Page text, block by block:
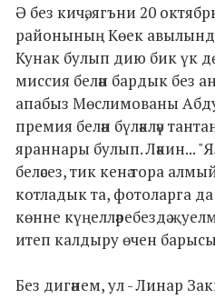
Ә без кичә, ягъни 20
районының Көек
Кунак булып дию бик үк
миссия белән бардык без
апабыз Мөслимованы
премия белән бүләкләү
яраннары булып. Ләкин...
беләсез, тик кенә тора
котладык та, фотоларга
көнне күңелләребездә
итеп калдыру өчен
Без дигәнем, ул - Линар